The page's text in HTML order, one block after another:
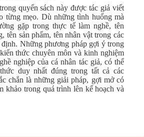
quyển sách này được tác giả viết
từng mẹo. Dù những tình huống mà
gặp trong thực tế làm nghề, tên
tên sản phẩm, tên nhân vật trong các
Những phương pháp gợi ý trong
thức chuyên môn và kinh nghiệm
nghiệp của cá nhân tác giả, có thể
duy nhất đúng trong tất cả các
chắn là những giải pháp, gợi mở có
khảo trong quá trình lên kế hoạch và